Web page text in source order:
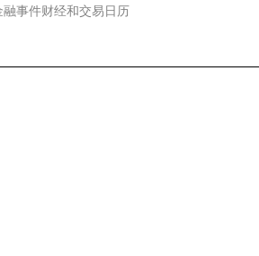
融事件财经和交易日历